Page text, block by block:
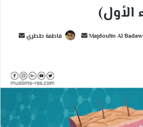
الأول)
Majdoulin Al
ر
د
فاطمة ططري
ل
ب
د